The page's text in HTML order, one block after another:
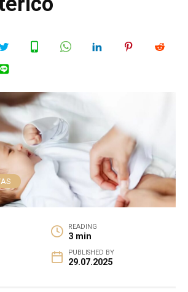
READING
3 min
PUBLISHED BY
29.07.2025